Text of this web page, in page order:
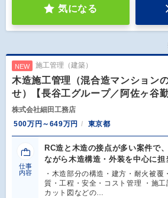
気になる
NEW 施工管理（建築）
木造施工管理（混合造マンション
せ）【長谷工グループ／阿佐ヶ谷勤
株式会社細田工務店
500万円～649万円
東京都
仕事
内容
RC造と木造の接点が多い案件で
ながら木造構造・外装を中心に担
・木造部分の構造・建方・耐火被覆
質・工程・安全・コスト管理 ・施
カット図などの…